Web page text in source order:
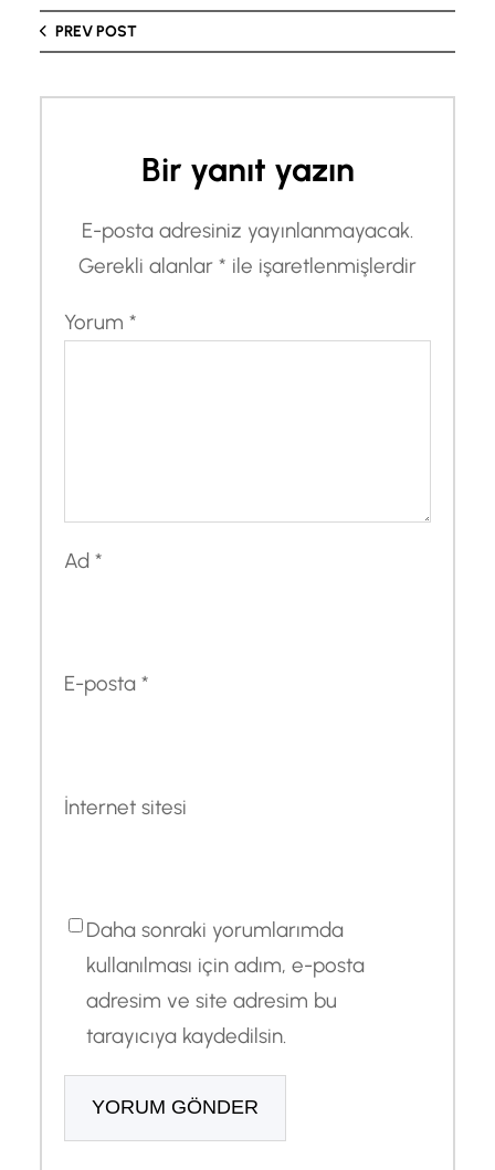
PREV POST
Bir yanıt yazın
E-posta adresiniz yayınlanmayacak.
Gerekli alanlar * ile işaretlenmişlerdir
Yorum *
Ad *
E-posta *
İnternet sitesi
Daha sonraki yorumlarımda
kullanılması için adım, e-posta
adresim ve site adresim bu
tarayıcıya kaydedilsin.